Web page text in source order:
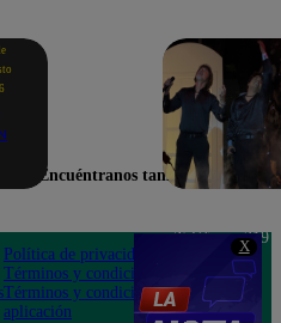
X
Encuéntranos también en
Política de privacidad
Términos y condiciones
Términos y condiciones
aplicación
Teléfono: 219
Av. San
Felipe 968
Jesús María